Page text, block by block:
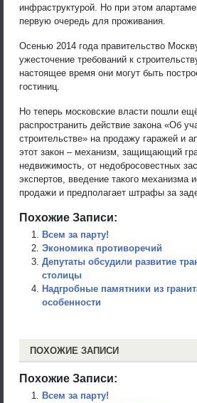
инфраструктурой. Но при этом
первую очередь для проживания.
Осенью 2014 года правительство
ужесточение требований к
настоящее время они могут быть
гостиниц.
Но теперь московские власти пошли
распространить действие закона «Об
строительстве» на продажу гаражей и
этот закон – механизм, защищающий
недвижимость, от недобросовестных
экспертов, введение такого механизма
продажи и предполагает штрафы за
Похожие Записи:
Всем за парту!
Экономика противоречий
Депутаты обсудили развитие
столицы
Надгробные памятники из
особенности
ПОХОЖИЕ ЗАПИСИ
Похожие Записи:
Всем за парту!